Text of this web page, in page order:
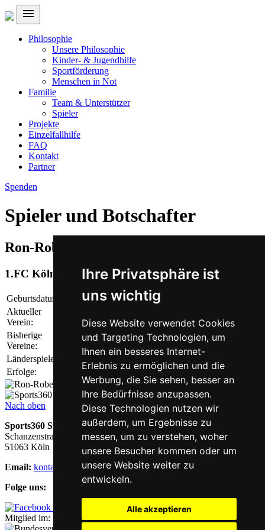
Ihre Privatsphäre ist
uns wichtig
Diese Website verwendet Cookies
und Targeting Technologien, um
Ihnen ein besseres Internet-
Erlebnis zu ermöglichen und die
Werbung, die Sie sehen, besser an
Ihre Bedürfnisse anzupassen.
Diese Technologien nutzen wir
außerdem, um Ergebnisse zu
messen, um zu verstehen, woher
unsere Besucher kommen oder um
unsere Website weiter zu
entwickeln.
Alle akzeptieren
menu
Philosophie
Unsere Philosophie
Kinder- & Jugendhilfe
Sportförderung
Menschen in Not
Familie
Team & Unterstützer
Spieler
Projekte
Einzelfallhilfe
FAQ
Kontakt
Partner
Spenden
Spieler und Botschafter
Ron-Robert Zieler
1.FC Köln
Geburtsdatum:
12.02.1989
Aktueller
Verein:
Bisherige
Vereine:
VfB Stuttgart, Leicester City, Manchester United,
Hannover 96
Länderspiele:
Deutschland: 6
Erfolge:
Weltmeister, Englischer Ligapokalsieger
Nach oben
Sports360 Stiftung
Schanzenstraße 25
51063 Köln
Email: kontakt@sports-360-stiftung.de
Folge uns:
Mitglied im: